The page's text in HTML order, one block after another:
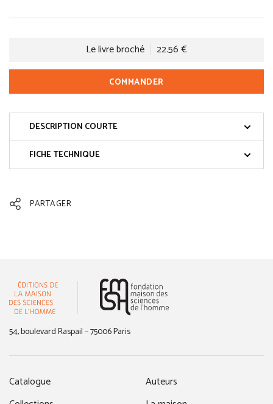
Le livre broché 22.56 €
COMMANDER
DESCRIPTION COURTE
FICHE TECHNIQUE
PARTAGER
54, boulevard Raspail – 75006 Paris
Catalogue
Auteurs